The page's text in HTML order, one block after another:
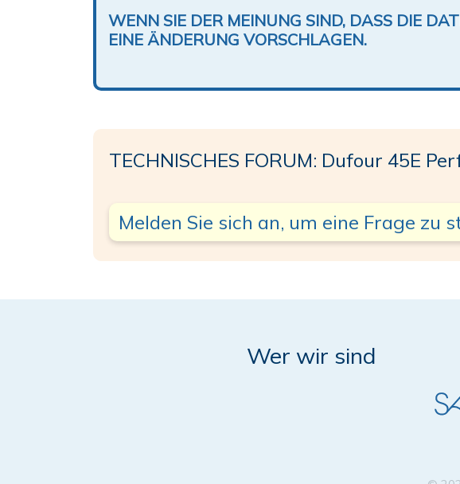
WENN SIE DER MEINUNG SIND, DASS DIE
EINE ÄNDERUNG VORSCHLAGEN.
TECHNISCHES FORUM: Dufour 45E
Melden Sie sich an, um eine Frage zu
Wer wir sind